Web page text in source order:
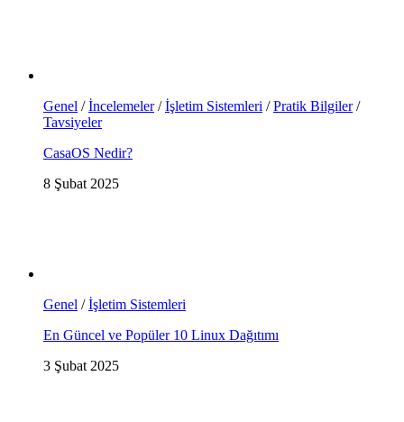
Genel /İncelemeler/İşletim Sistemleri /Pratik Bilgiler/
Tavsiyeler
CasaOS Nedir?
8 Şubat 2025
Genel /İşletim Sistemleri
En Güncel ve Popüler 10 Linux Dağıtımı
3 Şubat 2025